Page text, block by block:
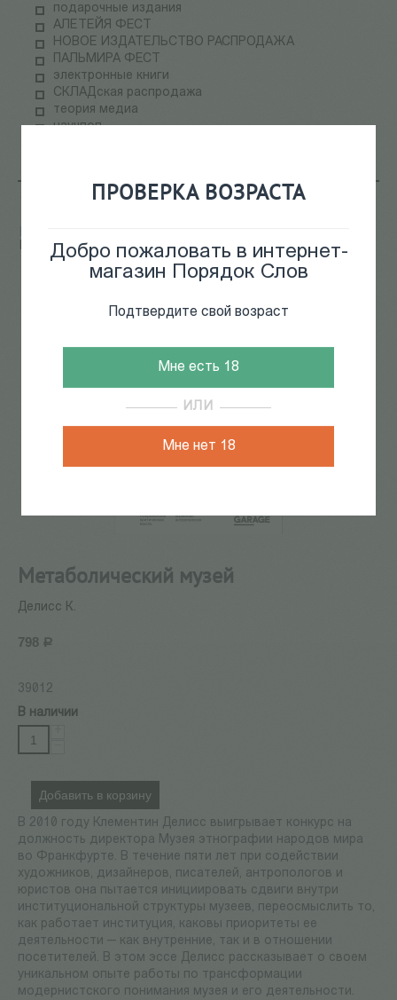
ПРОВЕРКА ВОЗРАСТА
Добро пожаловать в интернет-
магазин Порядок Слов
Подтвердите свой возраст
Мне есть 18
ИЛИ
Мне нет 18
подарочные издания
АЛЕТЕЙЯ ФЕСТ
НОВОЕ ИЗДАТЕЛЬСТВО РАСПРОДАЖА
ПАЛЬМИРА ФЕСТ
электронные книги
СКЛАДская распродажа
теория медиа
научпоп
Метаболический музей
из 168
Метаболический музей
Делисс К.
798 Р
39012
В наличии
Добавить в корзину
В 2010 году Клементин Делисс выигрывает конкурс на
должность директора Музея этнографии народов мира
во Франкфурте. В течение пяти лет при содействии
художников, дизайнеров, писателей, антропологов и
юристов она пытается инициировать сдвиги внутри
институциональной структуры музеев, переосмыслить то,
как работает институция, каковы приоритеты ее
деятельности — как внутренние, так и в отношении
посетителей. В этом эссе Делисс рассказывает о своем
уникальном опыте работы по трансформации
модернистского понимания музея и его деятельности.